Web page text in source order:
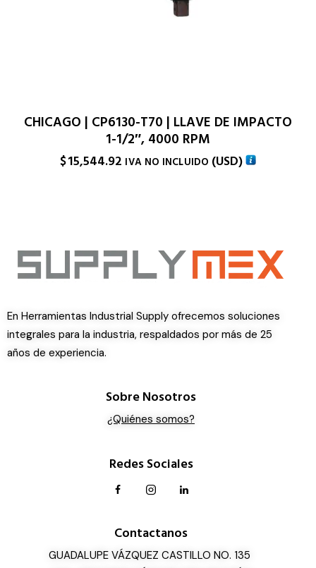
CHICAGO | CP6130-T70 | LLAVE DE IMPACTO
1-1/2″, 4000 RPM
$15,544.92 IVA NO INCLUIDO (USD)
En Herramientas Industrial Supply ofrecemos soluciones
integrales para la industria, respaldados por más de 25
años de experiencia.
Sobre Nosotros
¿Quiénes somos?
Redes Sociales
Contactanos
GUADALUPE VÁZQUEZ CASTILLO NO. 135